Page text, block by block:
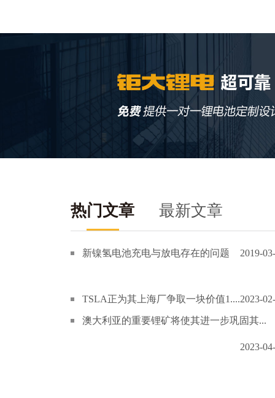
热门文章 最新文章
新镍氢电池充电与放电存在的问题 2019-
TSLA正为其上海厂争取一块价值1....2023-
澳大利亚的重要锂矿将使其进一步巩固其...
2023-